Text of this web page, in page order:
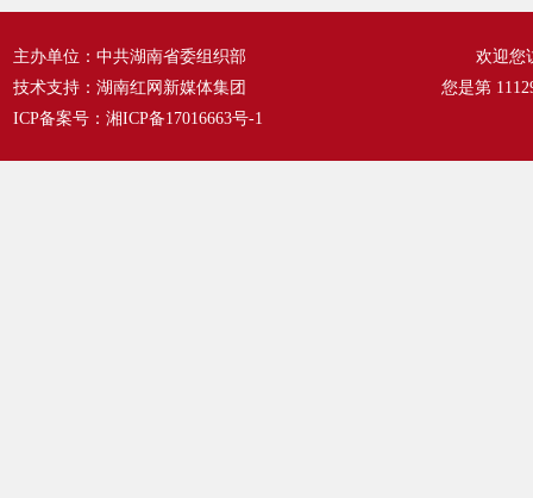
主办单位：中共湖南省委组织部
技术支持：湖南红网新媒体集团
ICP备案号： 湘ICP备17016663号-1
欢迎您
您是第